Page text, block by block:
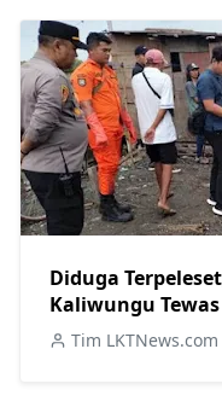
Diduga
Kaliwungu
Wakak Kendal
Tim LKTNews.com